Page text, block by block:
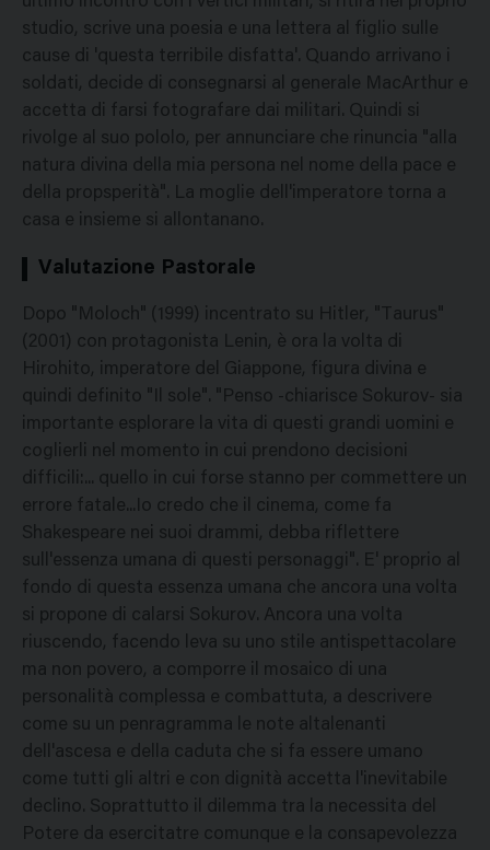
studio, scrive una poesia e una lettera al figlio sulle
cause di 'questa terribile disfatta'. Quando arrivano i
soldati, decide di consegnarsi al generale MacArthur e
accetta di farsi fotografare dai militari. Quindi si
rivolge al suo pololo, per annunciare che rinuncia "alla
natura divina della mia persona nel nome della pace e
della propsperità". La moglie dell'imperatore torna a
casa e insieme si allontanano.
Valutazione Pastorale
Dopo "Moloch" (1999) incentrato su Hitler, "Taurus"
(2001) con protagonista Lenin, è ora la volta di
Hirohito, imperatore del Giappone, figura divina e
quindi definito "Il sole". "Penso -chiarisce Sokurov- sia
importante esplorare la vita di questi grandi uomini e
coglierli nel momento in cui prendono decisioni
difficili:... quello in cui forse stanno per commettere un
errore fatale...Io credo che il cinema, come fa
Shakespeare nei suoi drammi, debba riflettere
sull'essenza umana di questi personaggi". E' proprio al
fondo di questa essenza umana che ancora una volta
si propone di calarsi Sokurov. Ancora una volta
riuscendo, facendo leva su uno stile antispettacolare
ma non povero, a comporre il mosaico di una
personalità complessa e combattuta, a descrivere
come su un penragramma le note altalenanti
dell'ascesa e della caduta che si fa essere umano
come tutti gli altri e con dignità accetta l'inevitabile
declino. Soprattutto il dilemma tra la necessita del
Potere da esercitatre comunque e la consapevolezza